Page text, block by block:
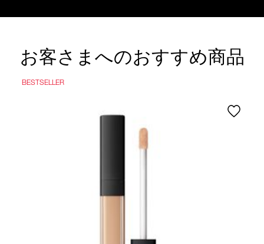
お客さまへのおすすめ商品
BESTSELLER